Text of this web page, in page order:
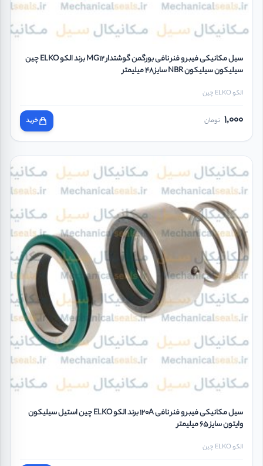
سیل مکانیکی فیبر و فنر نافی بورگمن گوشتدار MG12 برند الکو ELKO چین
سیلیکون سیلیکون NBR سایز 48 میلیمتر
الکو ELKO چین
1,000 تومان خرید
سیل مکانیکی فیبر و فنر نافی 120A برند الکو ELKO چین استیل سیلیکون
وایتون سایز 65 میلیمتر
الکو ELKO چین